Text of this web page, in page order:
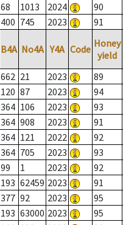
68 1013 2024 90
400 745 2023 91
B4A No4A Y4A Code Honey
yield
662 21 2023 89
120 87 2023 94
364 106 2023 93
364 908 2023 91
364 121 2022 92
364 705 2023 93
99 1 2023 92
193 62459 2023 91
377 92 2023 95
193 63000 2023 95